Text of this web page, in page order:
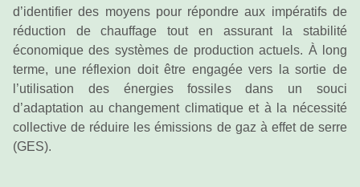
d’identifier des moyens pour répondre aux impératifs de
réduction de chauffage tout en assurant la stabilité
économique des systèmes de production actuels. À long
terme, une réflexion doit être engagée vers la sortie de
l’utilisation des énergies fossiles dans un souci
d’adaptation au changement climatique et à la nécessité
collective de réduire les émissions de gaz à effet de serre
(GES).